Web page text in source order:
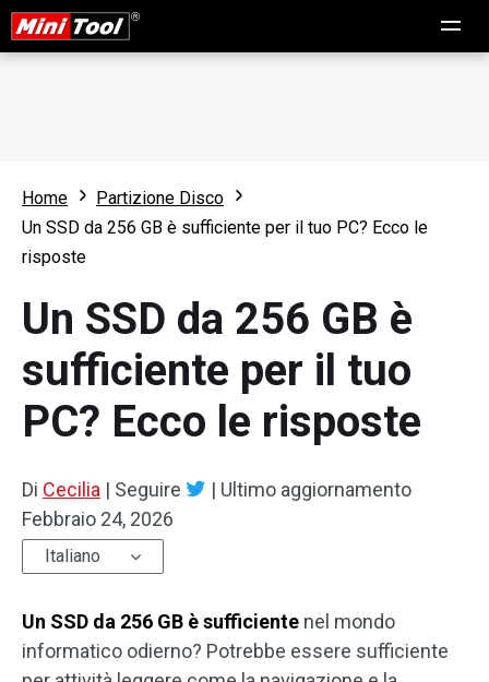
Home
Partizione Disco
Un SSD da 256 GB è sufficiente per il tuo PC? Ecco le
risposte
Un SSD da 256 GB è
sufficiente per il tuo
PC? Ecco le risposte
Di Cecilia | Seguire | Ultimo aggiornamento
Febbraio 24, 2026
Italiano
Un SSD da 256 GB è sufficiente nel mondo
informatico odierno? Potrebbe essere sufficiente